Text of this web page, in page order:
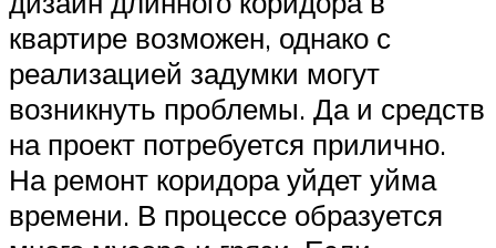
квартире возможен, однако с
реализацией задумки могут
возникнуть проблемы. Да и средств
на проект потребуется прилично.
На ремонт коридора уйдет уйма
времени. В процессе образуется